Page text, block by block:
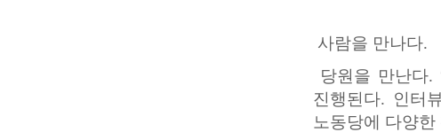
사람을 만나다.
당원을 만난다.
진행된다. 인터
노동당에 다양